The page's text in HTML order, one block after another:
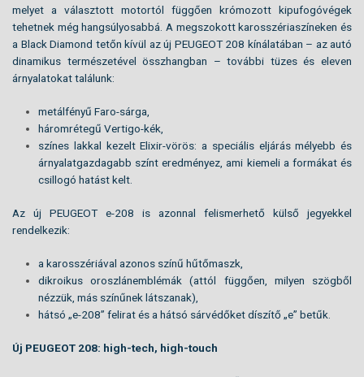
melyet a választott motortól függően krómozott kipufogóvégek
tehetnek még hangsúlyosabbá. A megszokott karosszériaszíneken és
a Black Diamond tetőn kívül az új PEUGEOT 208 kínálatában – az autó
dinamikus természetével összhangban – további tüzes és eleven
árnyalatokat találunk:
metálfényű Faro-sárga,
háromrétegű Vertigo-kék,
színes lakkal kezelt Elixir-vörös: a speciális eljárás mélyebb és
árnyalatgazdagabb színt eredményez, ami kiemeli a formákat és
csillogó hatást kelt.
Az új PEUGEOT e-208 is azonnal felismerhető külső jegyekkel
rendelkezik:
a karosszériával azonos színű hűtőmaszk,
dikroikus oroszlánemblémák (attól függően, milyen szögből
nézzük, más színűnek látszanak),
hátsó „e-208” felirat és a hátsó sárvédőket díszítő „e” betűk.
Új PEUGEOT 208: high-tech, high-touch